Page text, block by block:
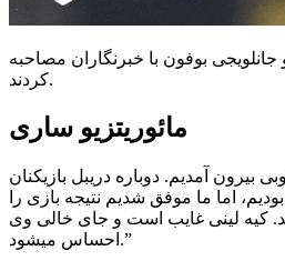
جانلویجی بوفون با خبرنگاران مصاحبه
کردند.
مائوریتزیو ساری
آمدیم. دوباره دریبل بازیکنان
اما ما موفق شدیم نتیجه بازی را
کیه لینی غایب است و جای خالی وی
احساس میشود.”